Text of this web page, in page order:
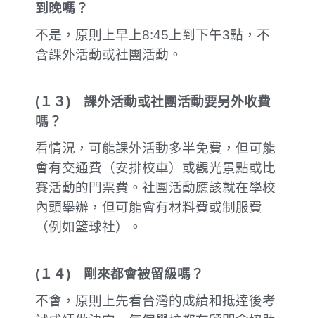
到晚嗎？
不是，原則上早上8:45上到下午3點，不
含課外活動或社團活動。
(１３) 課外活動或社團活動要另外收費
嗎？
看情況，可能課外活動多半免費，但可能
會有交通費（安排校車）或觀光景點或比
賽活動的門票費。社團活動應該就在學校
內頭舉辦，但可能會有材料費或制服費
（例如籃球社）。
(１４) 剛來都會被留級嗎？
不會，原則上先看台灣的成績和抵達後考